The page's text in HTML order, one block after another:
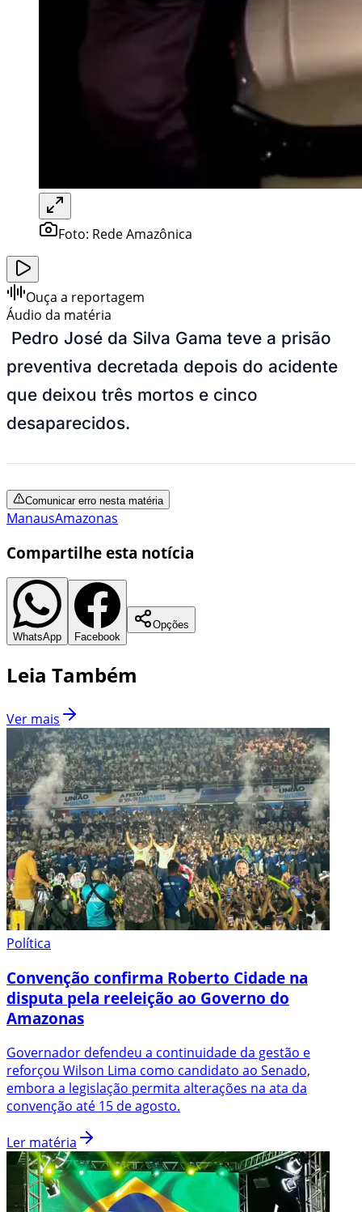
Foto: Rede Amazônica
Ouça a reportagem
Áudio da matéria
Pedro José da Silva Gama teve a prisão
preventiva decretada depois do acidente
que deixou três mortos e cinco
desaparecidos.
Comunicar erro nesta matéria
ManausAmazonas
Compartilhe esta notícia
WhatsApp Facebook
Opções
Leia Também
Ver mais
Política
Convenção confirma Roberto Cidade na
disputa pela reeleição ao Governo do
Amazonas
Governador defendeu a continuidade da gestão e
reforçou Wilson Lima como candidato ao Senado,
embora a legislação permita alterações na ata da
convenção até 15 de agosto.
Ler matéria